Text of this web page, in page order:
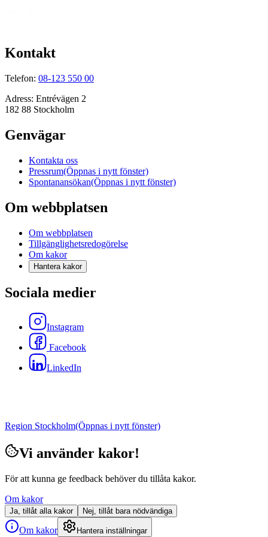
Kontakt
Telefon: 08-123 550 00
Adress: Entrévägen 2
182 88 Stockholm
Genvägar
Kontakta oss
Pressrum(Öppnas i nytt fönster)
Spontanansökan(Öppnas i nytt fönster)
Om webbplatsen
Om webbplatsen
Tillgänglighetsredogörelse
Om kakor
Hantera kakor
Sociala medier
Instagram
Facebook
LinkedIn
Region Stockholm(Öppnas i nytt fönster)
Vi använder kakor!
För att kunna ge feedback behöver du tillåta kakor.
Om kakor
Ja, tillåt alla kakor Nej, tillåt bara nödvändiga
Om kakor Hantera inställningar